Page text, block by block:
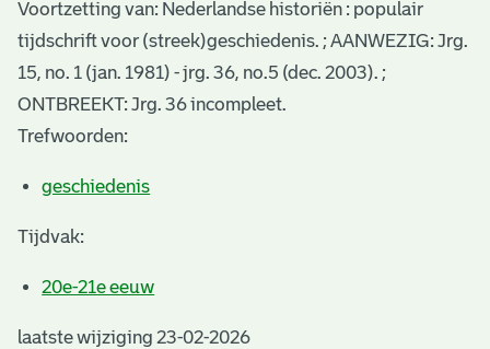
Voortzetting van: Nederlandse historiën : populair
tijdschrift voor (streek)geschiedenis. ; AANWEZIG: Jrg.
15, no. 1 (jan. 1981) - jrg. 36, no.5 (dec. 2003). ;
ONTBREEKT: Jrg. 36 incompleet.
Trefwoorden:
geschiedenis
Tijdvak:
20e-21e eeuw
laatste wijziging 23-02-2026